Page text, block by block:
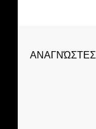
ΑΝΑΓΝΏΣΤΕΣ